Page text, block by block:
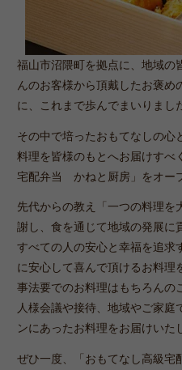
福山市沼隈町を拠点に、地域の
んのお客様から頂戴したお褒め
に、これまで歩んでまいりまし
その中で培ったおもてなしの心
料理を皆様のもとへお届けすべ
宅配弁当 かねと厨房」をオー
先代からの教え「一つの料理を
謝し、食を通じて地域の発展に
すべての人の安心と幸福を追求
に安心して喜んで頂けるお料理
事法要でのお料理はもちろんの
人様会議や接待、地域やご家庭
ンにあったお料理をお届けいた
ぜひ一度、「おもてなし高級